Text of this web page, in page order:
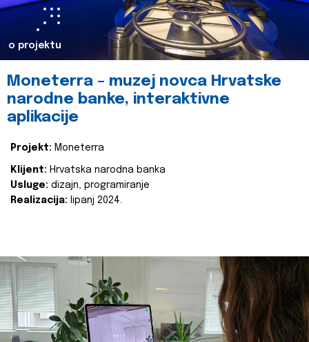
o projektu
Moneterra – muzej novca Hrvatske
narodne banke, interaktivne
aplikacije
Projekt: Moneterra
Klijent: Hrvatska narodna banka
Usluge: dizajn, programiranje
Realizacija: lipanj 2024.